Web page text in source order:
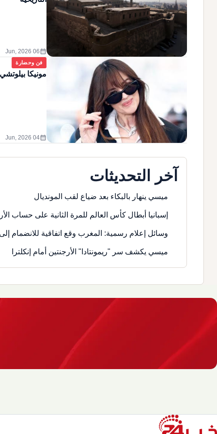
calendar_month
06 Jun, 2026
فن وحضارة
مونيكا
calendar_month
04 Jun, 2026
آخر التحديثات
ميسي ينهار بالبكاء بعد ضياع لقب المونديال
إسبانيا أبطال كأس العالم للمرة الثانية على حساب
وسائل إعلام رسمية: المغرب وقع اتفاقية للانضمام
ميسي يكشف سر "ريمونتادا" الأرجنتين أمام إنكلترا